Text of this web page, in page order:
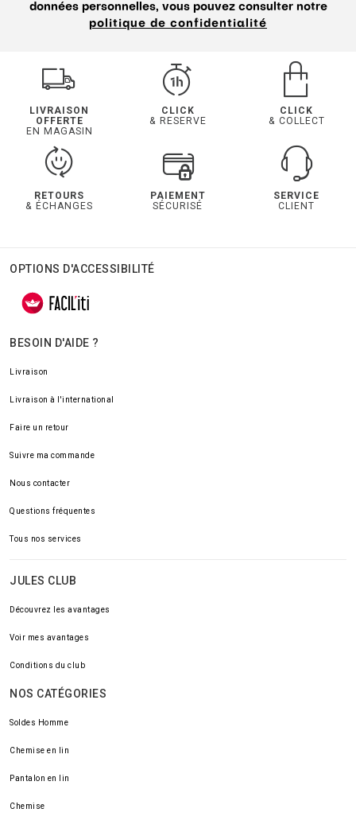
données personnelles, vous pouvez consulter notre
politique de confidentialité
LIVRAISON
OFFERTE
EN MAGASIN
CLICK
& RESERVE
CLICK
& COLLECT
RETOURS
& ÉCHANGES
PAIEMENT
SÉCURISÉ
SERVICE
CLIENT
OPTIONS D'ACCESSIBILITÉ
BESOIN D'AIDE ?
Livraison
Livraison à l'international
Faire un retour
Suivre ma commande
Nous contacter
Questions fréquentes
Tous nos services
JULES CLUB
Découvrez les avantages
Voir mes avantages
Conditions du club
NOS CATÉGORIES
Soldes Homme
Chemise en lin
Pantalon en lin
Chemise